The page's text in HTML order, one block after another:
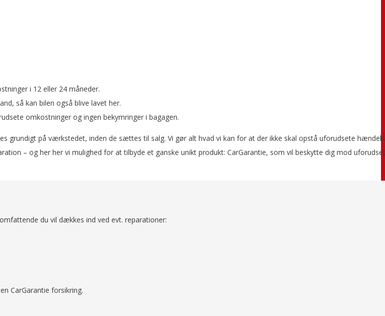
i 12 eller 24 måneder.
så kan bilen også blive lavet her.
omkostninger og ingen bekymringer i bagagen.
grundigt på værkstedet, inden de sættes til salg. Vi gør alt hvad vi kan for at der ikke skal opstå uforudsete
– og her her vi mulighed for at tilbyde et ganske unikt produkt: CarGarantie, som vil beskytte dig mod
du vil dækkes ind ved evt. reparationer:
CarGarantie forsikring.